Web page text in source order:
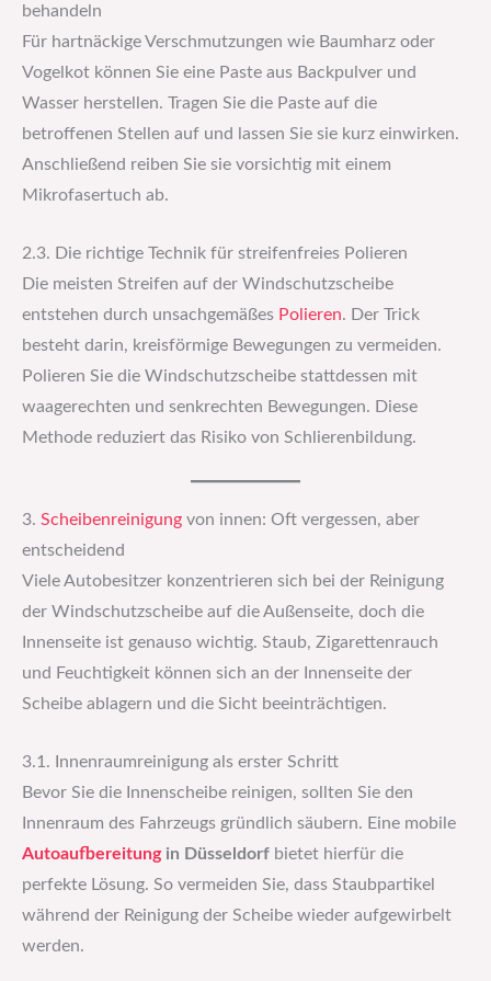
behandeln
Für hartnäckige Verschmutzungen wie Baumharz oder
Vogelkot können Sie eine Paste aus Backpulver und
Wasser herstellen. Tragen Sie die Paste auf die
betroffenen Stellen auf und lassen Sie sie kurz einwirken.
Anschließend reiben Sie sie vorsichtig mit einem
Mikrofasertuch ab.
2.3. Die richtige Technik für streifenfreies Polieren
Die meisten Streifen auf der Windschutzscheibe
entstehen durch unsachgemäßes Polieren. Der Trick
besteht darin, kreisförmige Bewegungen zu vermeiden.
Polieren Sie die Windschutzscheibe stattdessen mit
waagerechten und senkrechten Bewegungen. Diese
Methode reduziert das Risiko von Schlierenbildung.
3. Scheibenreinigung von innen: Oft vergessen, aber
entscheidend
Viele Autobesitzer konzentrieren sich bei der Reinigung
der Windschutzscheibe auf die Außenseite, doch die
Innenseite ist genauso wichtig. Staub, Zigarettenrauch
und Feuchtigkeit können sich an der Innenseite der
Scheibe ablagern und die Sicht beeinträchtigen.
3.1. Innenraumreinigung als erster Schritt
Bevor Sie die Innenscheibe reinigen, sollten Sie den
Innenraum des Fahrzeugs gründlich säubern. Eine mobile
Autoaufbereitungin Düsseldorf bietet hierfür die
perfekte Lösung. So vermeiden Sie, dass Staubpartikel
während der Reinigung der Scheibe wieder aufgewirbelt
werden.